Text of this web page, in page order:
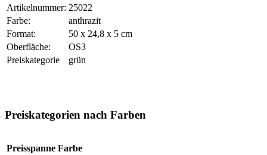
Artikelnummer: 25022
Farbe:
anthrazit
Format:
50 x 24,8 x 5 cm
Oberfläche:
OS3
Preiskategorie
grün
Preiskategorien nach Farben
Preisspanne Farbe